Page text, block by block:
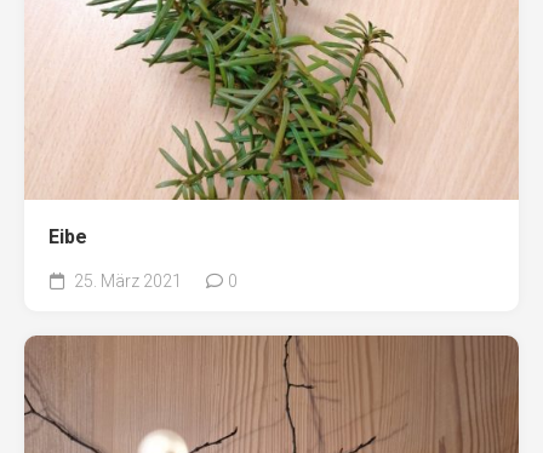
Eibe
25. März 2021 0